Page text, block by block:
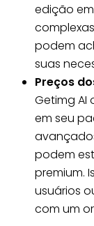
edição
podem
suas
Preços
Getimg AI
em seu
podem
premium.
usuários
com um